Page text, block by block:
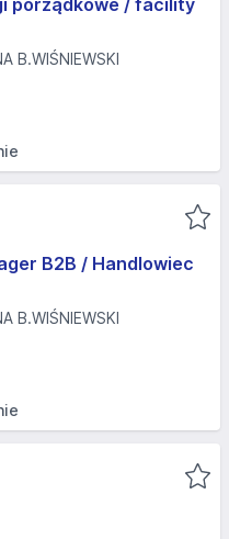
porządkowe / facility
B.WIŚNIEWSKI
B2B / Handlowiec
B.WIŚNIEWSKI